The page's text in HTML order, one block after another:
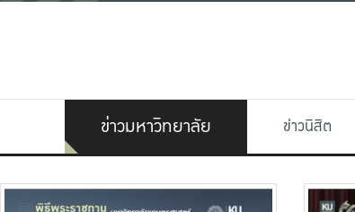
ข่าวมหาวิทยาลัย ข่าวนิสิต